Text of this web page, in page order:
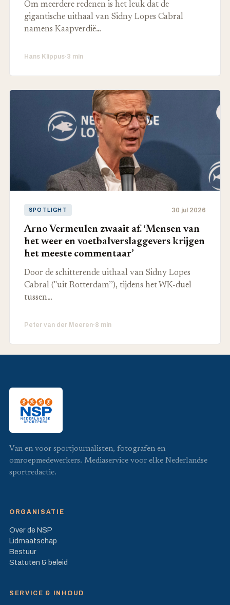
Om meerdere redenen is het leuk dat de
gigantische uithaal van Sidny Lopes Cabral
namens Kaapverdië…
Hans Klippus·3 min
SPOTLIGHT 30 jul 2026
Arno Vermeulen zwaait af. ‘Mensen van
het weer en voetbalverslaggevers krijgen
het meeste commentaar’
Door de schitterende uithaal van Sidny Lopes
Cabral ("uit Rotterdam’’), tijdens het WK-duel
tussen…
Peter van der Meeren·8 min
Van en voor sportjournalisten, fotografen en
omroepmedewerkers. Mediaservice voor elke Nederlandse
sportredactie.
ORGANISATIE
Over de NSP
Lidmaatschap
Bestuur
Statuten & beleid
SERVICE & INHOUD